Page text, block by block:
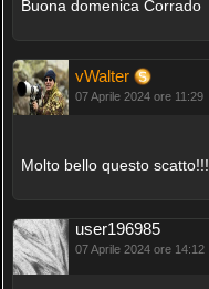
Buona domenica Corrado
vWalter
07 Aprile 2024 ore 11:29
Molto bello questo scatto!!!
user196985
07 Aprile 2024 ore 14:12